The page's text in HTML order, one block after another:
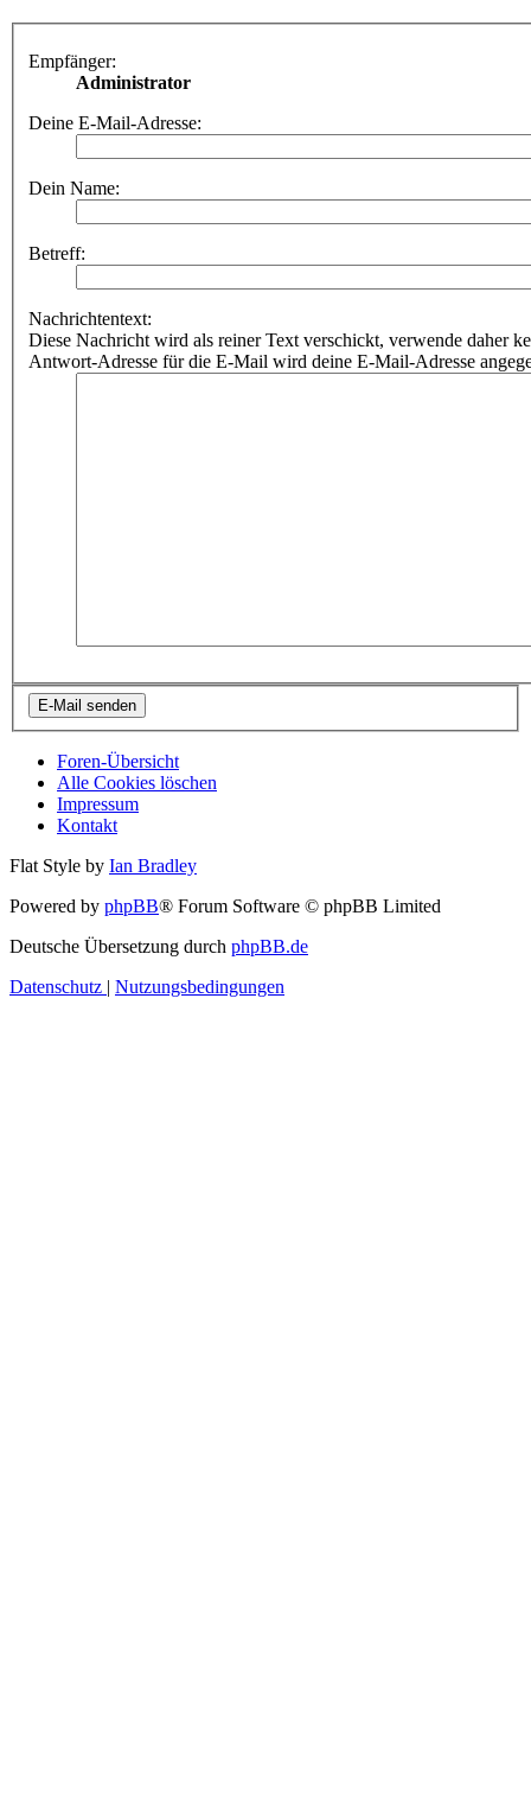
Empfänger:
Administrator
Deine E-Mail-Adresse:
Dein Name:
Betreff:
Nachrichtentext:
Diese Nachricht wird als reiner Text verschickt, verwende daher
Antwort-Adresse für die E-Mail wird deine E-Mail-Adresse
Foren-Übersicht
Alle Cookies löschen
Impressum
Kontakt
Flat Style by Ian Bradley
Powered by phpBB® Forum Software © phpBB Limited
Deutsche Übersetzung durch phpBB.de
Datenschutz
Nutzungsbedingungen